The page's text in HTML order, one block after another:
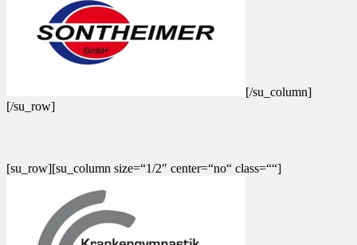
[/su_column]
[/su_row]
[su_row][su_column size=“1/2″ center=“no“ class=““]